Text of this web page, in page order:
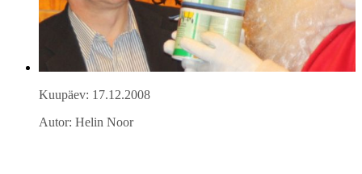
Kuupäev: 17.12.2008
Autor: Helin Noor